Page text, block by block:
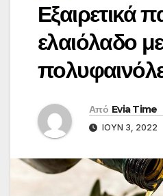
Εξαιρετικά
ελαιόλαδο με
Από Evia Time
ΙΟΎΝ 3, 2022